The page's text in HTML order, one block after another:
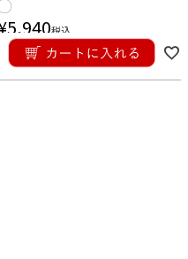
対応可
5,940税込